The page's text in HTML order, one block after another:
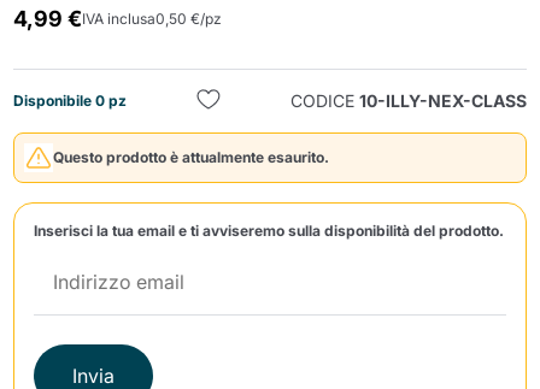
4,99 €IVA inclusa0,50 €/pz
Disponibile 0 pz CODICE 10-ILLY-NEX-CLASS
Questo prodotto è attualmente esaurito.
Inserisci la tua email e ti avviseremo sulla disponibilità del prodotto.
Invia